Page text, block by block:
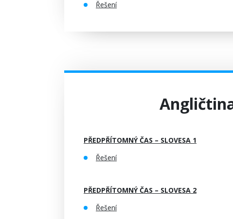
Řešení
PŘEDPŘÍTOMNÝ ČAS – SLOVESA 1
Řešení
PŘEDPŘÍTOMNÝ ČAS – SLOVESA 2
Řešení